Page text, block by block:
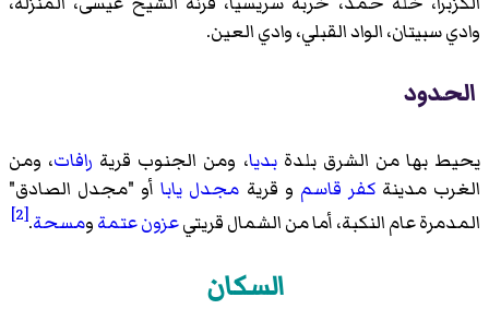
وادي سبيتان، الواد القبلي، وادي العين.
الحدود
يحيط بها من الشرق بلدةبديا، ومن الجنوب قرية رافات، ومن
الغرب مدينةكفر قاسم و قرية مجدل ياباأو "مجدل الصادق"
المدمرة عام النكبة، أما من الشمال قريتيعزون عتمةومسحة.
[2]
السكان